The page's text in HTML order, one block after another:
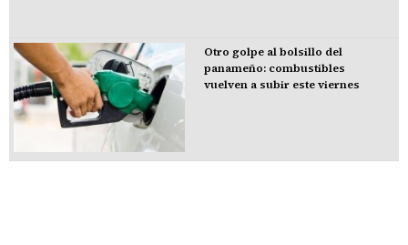
Otro golpe al bolsillo del
panameño: combustibles
vuelven a subir este viernes